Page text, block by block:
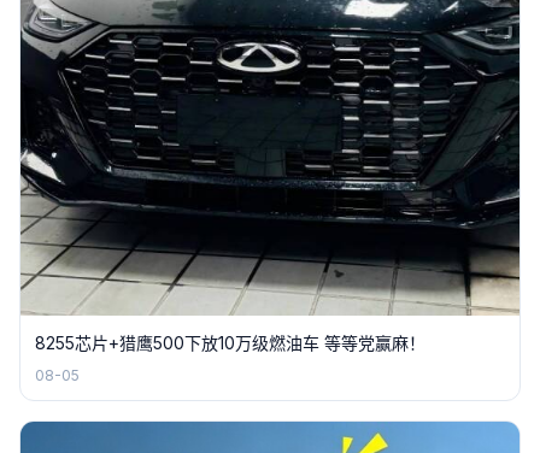
8255芯片+猎鹰500下放10万级燃油车 等等党赢麻！
08-05